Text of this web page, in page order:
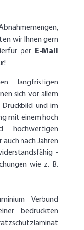
wir Ihnen gern
per
E-Mail
!
langfristigen
sich vor allem
und im
mit einem hoch
hochwertigen
auch nach Jahren
-
wie z. B.
Verbund
bedruckten